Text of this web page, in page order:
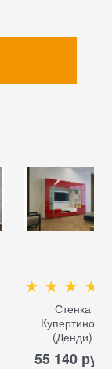
Стенка
Купертино-1
(Денди)
55 140 руб.